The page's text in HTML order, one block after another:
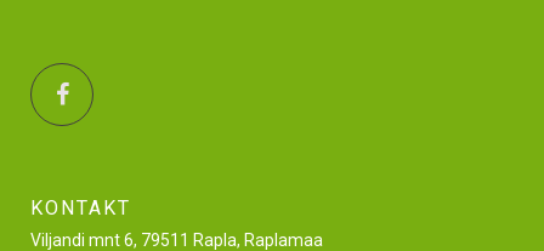
KONTAKT
Viljandi mnt 6, 79511 Rapla, Raplamaa